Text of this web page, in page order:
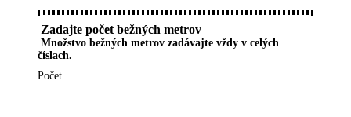
Zadajte počet bežných metrov
Množstvo bežných metrov zadávajte vždy v celých
číslach.
Počet